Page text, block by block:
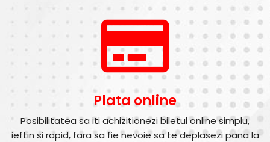
Plata online
Posibilitatea sa iti achizitionezi biletul online simplu,
ieftin si rapid, fara sa fie nevoie sa te deplasezi pana la